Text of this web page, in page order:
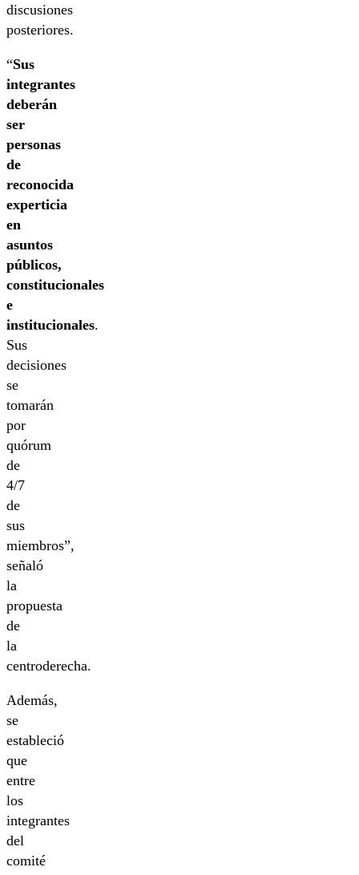
discusiones
posteriores.
“Sus
integrantes
deberán
ser
personas
de
reconocida
experticia
en
asuntos
públicos,
constitucionales
e
institucionales.
Sus
decisiones
se
tomarán
por
quórum
de
4/7
de
sus
miembros”,
señaló
la
propuesta
de
la
centroderecha.
Además,
se
estableció
que
entre
los
integrantes
del
comité